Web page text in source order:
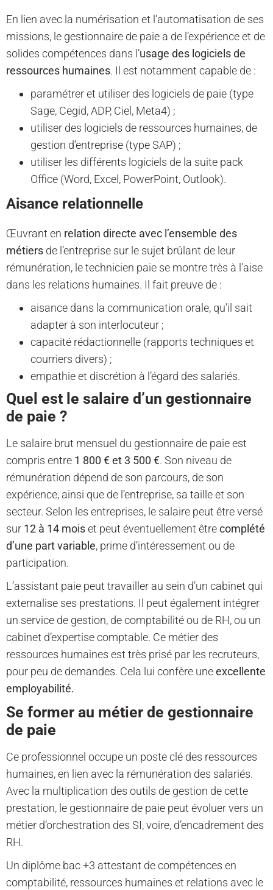
En lien avec la numérisation et l’automatisation de ses
missions, le gestionnaire de paie a de l’expérience et de
solides compétences dans l’usage des logiciels de
ressources humaines. Il est notamment capable de :
paramétrer et utiliser des logiciels de paie (type
Sage, Cegid, ADP, Ciel, Meta4) ;
utiliser des logiciels de ressources humaines, de
gestion d’entreprise (type SAP) ;
utiliser les différents logiciels de la suite pack
Office (Word, Excel, PowerPoint, Outlook).
Aisance relationnelle
Œuvrant en relation directe avec l’ensemble des
métiers de l’entreprise sur le sujet brûlant de leur
rémunération, le technicien paie se montre très à l’aise
dans les relations humaines. Il fait preuve de :
aisance dans la communication orale, qu’il sait
adapter à son interlocuteur ;
capacité rédactionnelle (rapports techniques et
courriers divers) ;
empathie et discrétion à l’égard des salariés.
Quel est le salaire d’un gestionnaire
de paie ?
Le salaire brut mensuel du gestionnaire de paie est
compris entre 1 800 € et 3 500 €. Son niveau de
rémunération dépend de son parcours, de son
expérience, ainsi que de l’entreprise, sa taille et son
secteur. Selon les entreprises, le salaire peut être versé
sur 12 à 14 moiset peut éventuellement êtrecomplété
d’une part variable, prime d’intéressement ou de
participation.
L’assistant paie peut travailler au sein d’un cabinet qui
externalise ses prestations. Il peut également intégrer
un service de gestion, de comptabilité ou de RH, ou un
cabinet d’expertise comptable. Ce métier des
ressources humaines est très prisé par les recruteurs,
pour peu de demandes. Cela lui confère uneexcellente
employabilité.
Se former au métier de gestionnaire
de paie
Ce professionnel occupe un poste clé des ressources
humaines, en lien avec la rémunération des salariés.
Avec la multiplication des outils de gestion de cette
prestation, le gestionnaire de paie peut évoluer vers un
métier d’orchestration des SI, voire, d’encadrement des
RH.
Un diplôme bac +3 attestant de compétences en
comptabilité, ressources humaines et relations avec le